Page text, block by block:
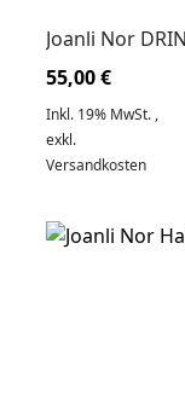
55,00 €
Inkl. 19% MwSt. ,
exkl.
Versandkosten